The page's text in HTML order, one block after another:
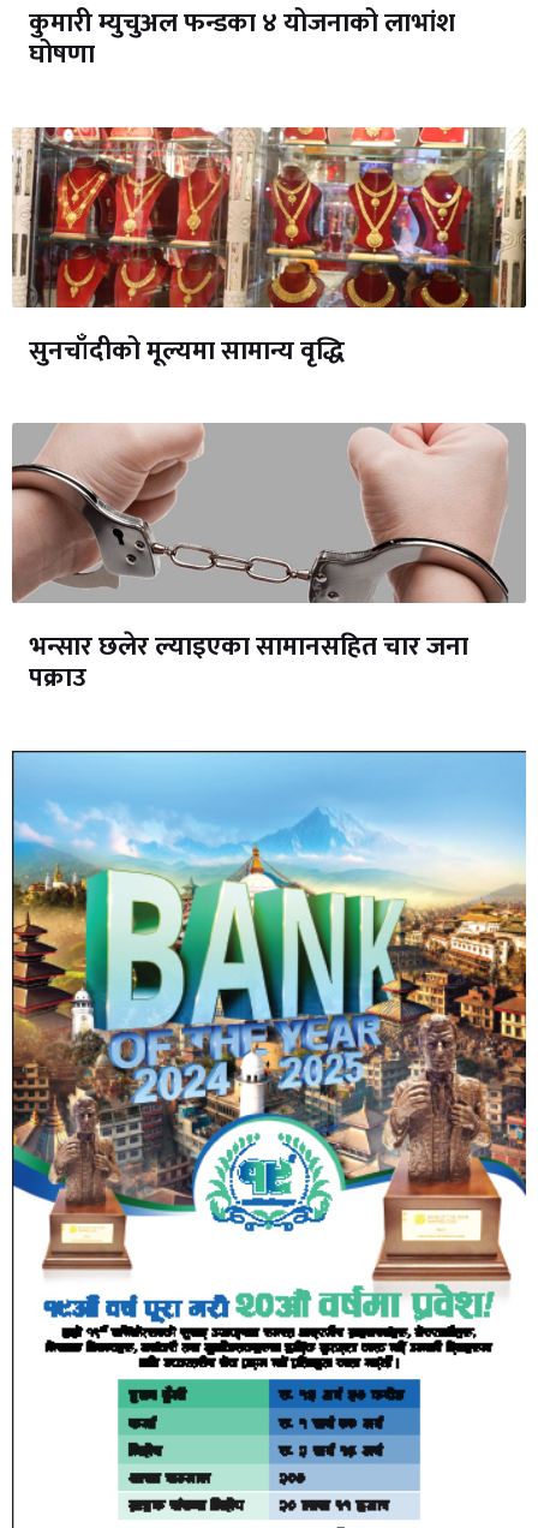
कुमारी म्युचुअल फन्डका ४ योजनाको लाभांश
घोषणा
सुनचाँदीको मूल्यमा सामान्य वृद्धि
भन्सार छलेर ल्याइएका सामानसहित चार जना
पक्राउ